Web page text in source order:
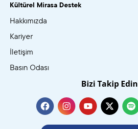
Kültürel Mirasa Destek
Hakkımızda
Kariyer
İletişim
Basın Odası
Bizi Takip Edin